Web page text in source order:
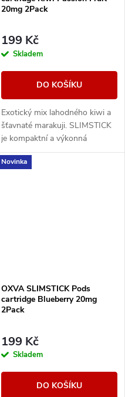
20mg 2Pack
199 Kč
Skladem
DO KOŠÍKU
Exotický mix lahodného kiwi a
šťavnaté marakuji. SLIMSTICK
je kompaktní a výkonná
elektronická cigareta s
předplněnou cartridgí o objemu
Novinka
OXVA SLIMSTICK Pods
cartridge Blueberry 20mg
2Pack
199 Kč
Skladem
DO KOŠÍKU